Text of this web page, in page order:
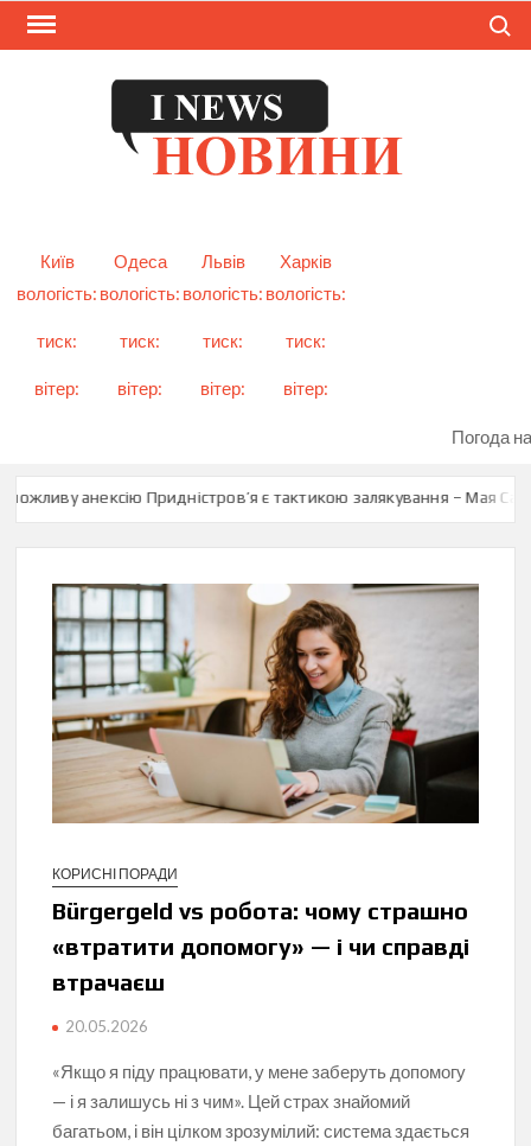
Skip
Київ
Одеса Львів
Харків
вологість:
тиск:
вітер:
вологість:
тиск:
вітер:
вологість:
тиск:
вітер:
вологість:
тиск:
вітер:
Погода
анексію Придністров’я є тактикою залякування – Мая Санду
КОРИСНІ ПОРАДИ
Bürgergeld vs робота: чому страшно
«втратити допомогу» — і чи справді
втрачаєш
20.05.2026
«Якщо я піду працювати, у мене заберуть допомогу
— і я залишусь ні з чим». Цей страх знайомий
багатьом, і він цілком зрозумілий: система здається